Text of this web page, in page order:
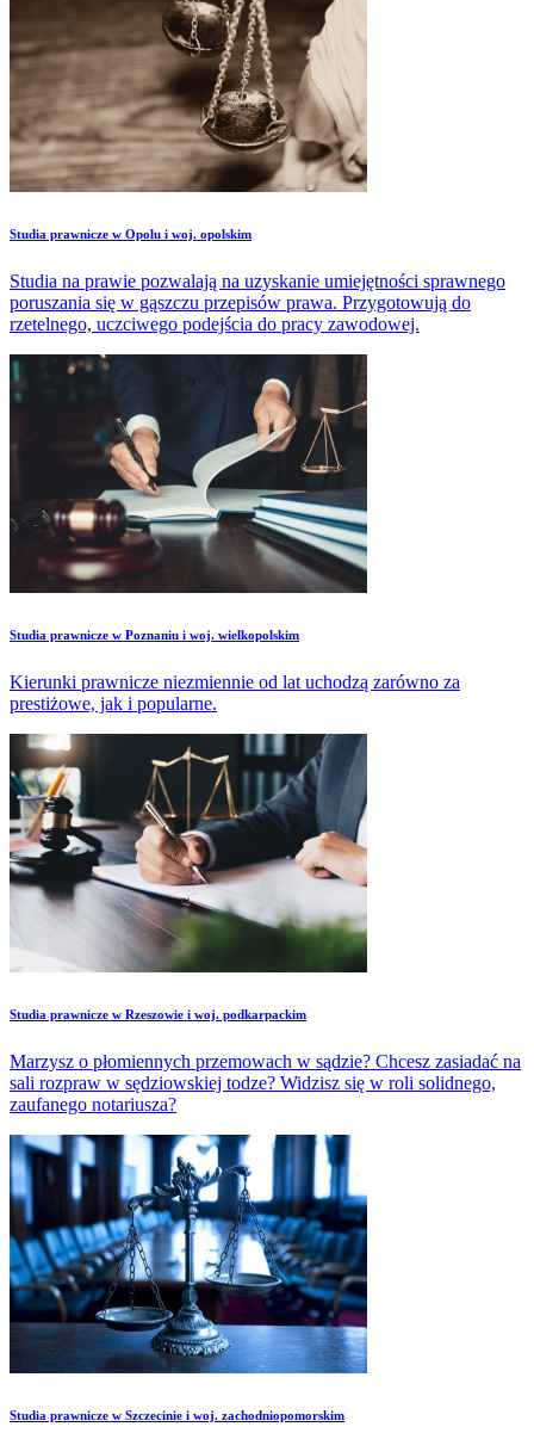
Studia prawnicze w Opolu i woj. opolskim
Studia na prawie pozwalają na uzyskanie umiejętności sprawnego
poruszania się w gąszczu przepisów prawa. Przygotowują do
rzetelnego, uczciwego podejścia do pracy zawodowej.
Studia prawnicze w Poznaniu i woj. wielkopolskim
Kierunki prawnicze niezmiennie od lat uchodzą zarówno za
prestiżowe, jak i popularne.
Studia prawnicze w Rzeszowie i woj. podkarpackim
Marzysz o płomiennych przemowach w sądzie? Chcesz zasiadać na
sali rozpraw w sędziowskiej todze? Widzisz się w roli solidnego,
zaufanego notariusza?
Studia prawnicze w Szczecinie i woj. zachodniopomorskim